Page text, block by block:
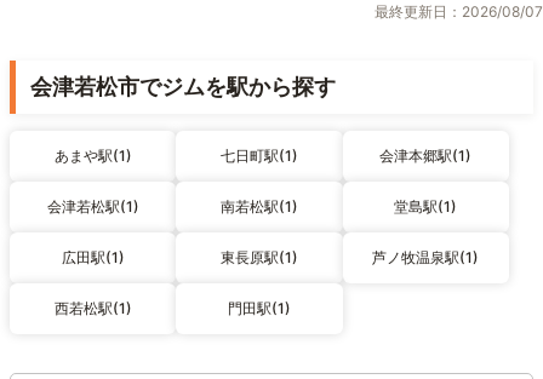
最終更新日：2026/08/07
会津若松市でジムを駅から探す
あまや駅(1) 七日町駅(1) 会津本郷駅(1)
会津若松駅(1) 南若松駅(1) 堂島駅(1)
広田駅(1) 東長原駅(1) 芦ノ牧温泉駅(1)
西若松駅(1) 門田駅(1)